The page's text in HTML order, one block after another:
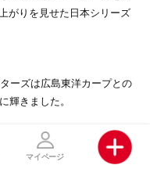
がりを見せた日本シリーズ
ーズは広島東洋カープとの
輝きました。
受けつつお互いの持てる力
マイページ